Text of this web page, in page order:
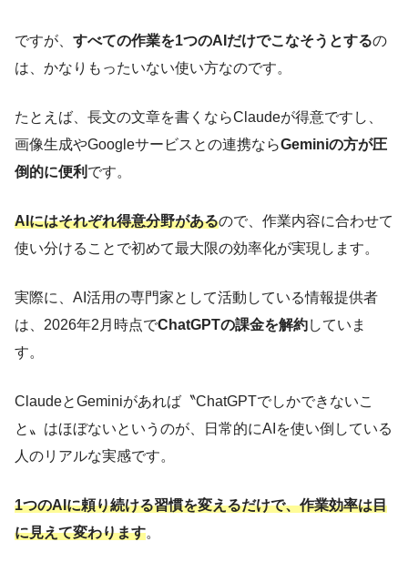
ですが、 すべての作業を1つのAIだけでこなそうとするの
は、かなりもったいない使い方なのです。
たとえば、長文の文章を書くならClaudeが得意ですし、
画像生成やGoogleサービスとの連携ならGeminiの方が圧
倒的に便利 です。
AIにはそれぞれ得意分野があるので、作業内容に合わせて
使い分けることで初めて最大限の効率化が実現します。
実際に、AI活用の専門家として活動している情報提供者
は、2026年2月時点でChatGPTの課金を解約していま
す。
ClaudeとGeminiがあれば〝ChatGPTでしかできないこ
と〟はほぼないというのが、日常的にAIを使い倒している
人のリアルな実感です。
1つのAIに頼り続ける習慣を変えるだけで、作業効率は目
に見えて変わります。